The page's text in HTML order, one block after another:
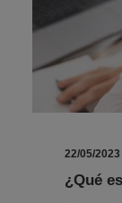
22/05/2023
¿Qué